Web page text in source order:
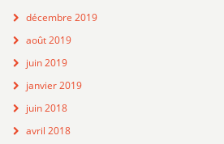
décembre 2019
août 2019
juin 2019
janvier 2019
juin 2018
avril 2018